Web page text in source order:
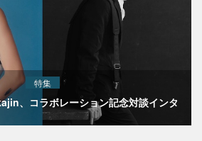
特集
、コラボレーション記念対談インタ